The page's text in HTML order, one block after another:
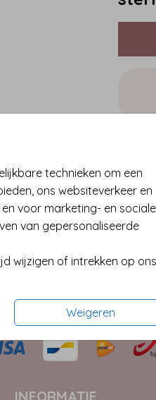
technieken om een
ons websiteverkeer en
voor marketing- en sociale
van gepersonaliseerde
wijzigen of intrekken op ons
Weigeren
✓
✓
*
INFORMATIE